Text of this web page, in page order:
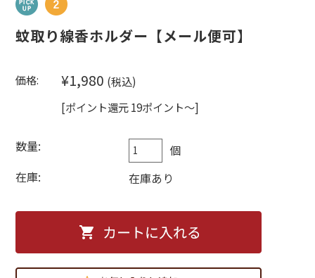
蚊取り線香ホルダー【メール便可】
価格: ¥1,980 (税込)
[ポイント還元 19ポイント～]
数量:
個
在庫:
在庫あり